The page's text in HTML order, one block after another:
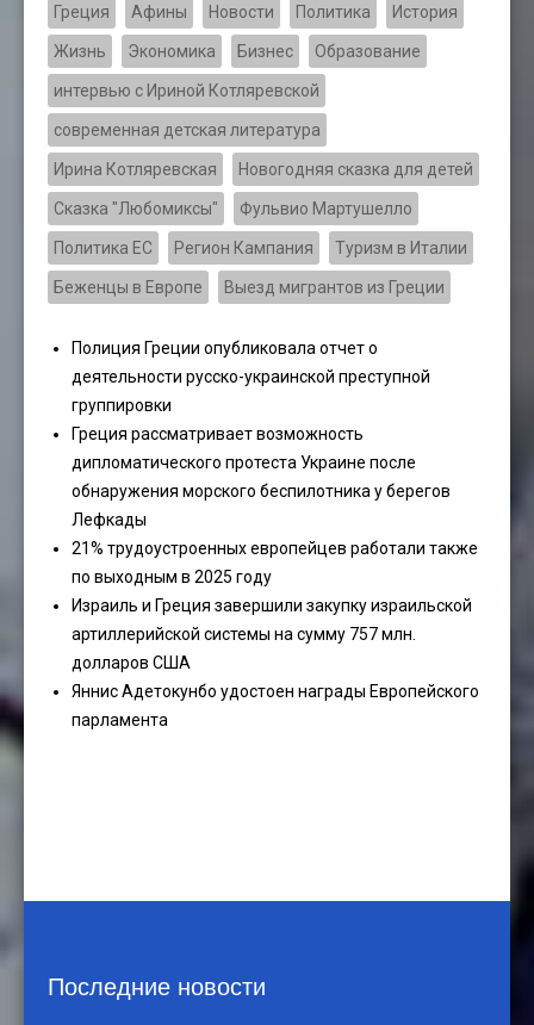
Греция Афины Новости Политика История
Жизнь Экономика Бизнес Образование
интервью с Ириной Котляревской
современная детская литература
Ирина Котляревская Новогодняя сказка для детей
Сказка "Любомиксы" Фульвио Мартушелло
Политика ЕС Регион Кампания Туризм в Италии
Беженцы в Европе Выезд мигрантов из Греции
Полиция Греции опубликовала отчет о
деятельности русско-украинской преступной
группировки
Греция рассматривает возможность
дипломатического протеста Украине после
обнаружения морского беспилотника у берегов
Лефкады
21% трудоустроенных европейцев работали также
по выходным в 2025 году
Израиль и Греция завершили закупку израильской
артиллерийской системы на сумму 757 млн.
долларов США
Яннис Адетокунбо удостоен награды Европейского
парламента
Последние новости